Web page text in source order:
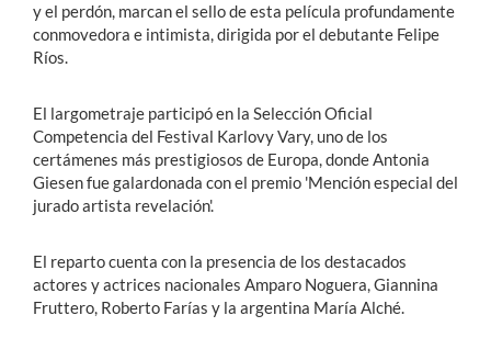
y el perdón, marcan el sello de esta película profundamente
conmovedora e intimista, dirigida por el debutante Felipe
Ríos.
El largometraje participó en la Selección Oficial
Competencia del Festival Karlovy Vary, uno de los
certámenes más prestigiosos de Europa, donde Antonia
Giesen fue galardonada con el premio 'Mención especial del
jurado artista revelación'.
El reparto cuenta con la presencia de los destacados
actores y actrices nacionales Amparo Noguera, Giannina
Fruttero, Roberto Farías y la argentina María Alché.